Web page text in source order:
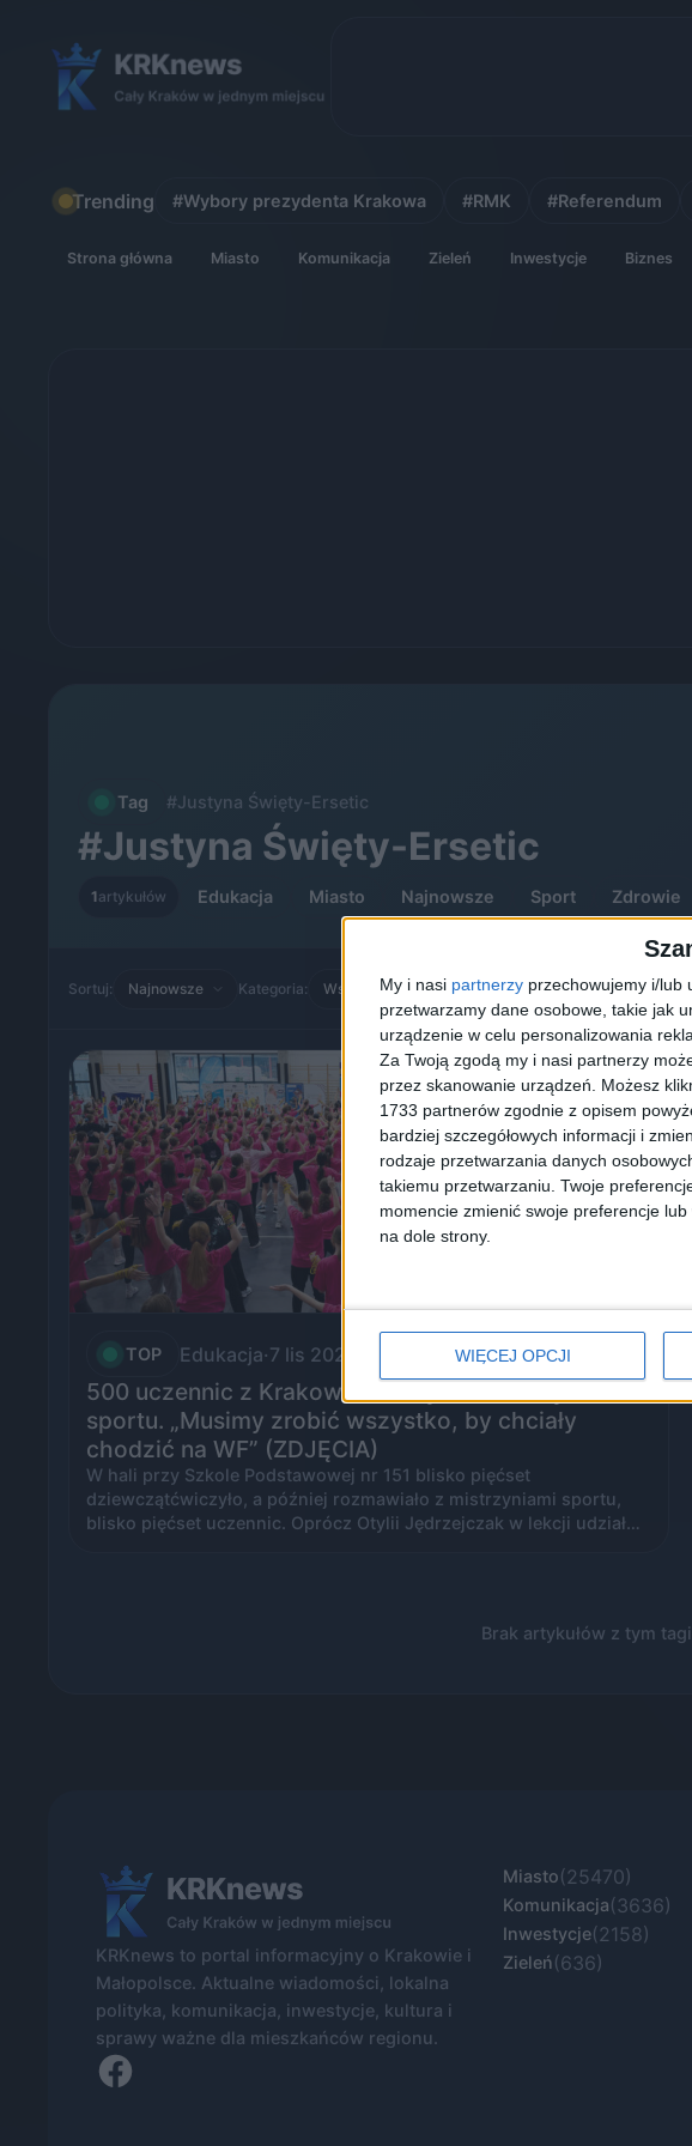
My i nasi partnerzy przechowujemy i/lub
przetwarzamy dane osobowe, takie jak
urządzenie w celu personalizowania
Za Twoją zgodą my i nasi partnerzy
przez skanowanie urządzeń. Możesz
1733 partnerów zgodnie z opisem
bardziej szczegółowych informacji i
rodzaje przetwarzania danych
takiemu przetwarzaniu. Twoje
momencie zmienić swoje preferencje
na dole strony.
WIĘCEJ OPCJI
content
Trending #Wybory prezydenta Krakowa #RMK #Referendum
Strona główna Miasto Komunikacja Zieleń Inwestycje Biznes
Tag #Justyna Święty-Ersetic
#Justyna Święty-Ersetic
1artykułów Edukacja Miasto Najnowsze Sport Zdrowie
Sortuj: Kategoria:
TOP Edukacja·7 lis 2024
500 uczennic z Krakowa ćwiczyło z mistrzyniami
sportu. „Musimy zrobić wszystko, by chciały
chodzić na WF” (ZDJĘCIA)
W hali przy Szkole Podstawowej nr 151 blisko pięćset
dziewczątćwiczyło, a później rozmawiało z mistrzyniami sportu,
blisko pięćset uczennic. Oprócz Otylii Jędrzejczak w lekcji udział…
Brak artykułów z tym
KRKnews to portal informacyjny o Krakowie i
Małopolsce. Aktualne wiadomości, lokalna
polityka, komunikacja, inwestycje, kultura i
sprawy ważne dla mieszkańców regionu.
Miasto(25470)
Komunikacja(3636)
Inwestycje(2158)
Zieleń(636)